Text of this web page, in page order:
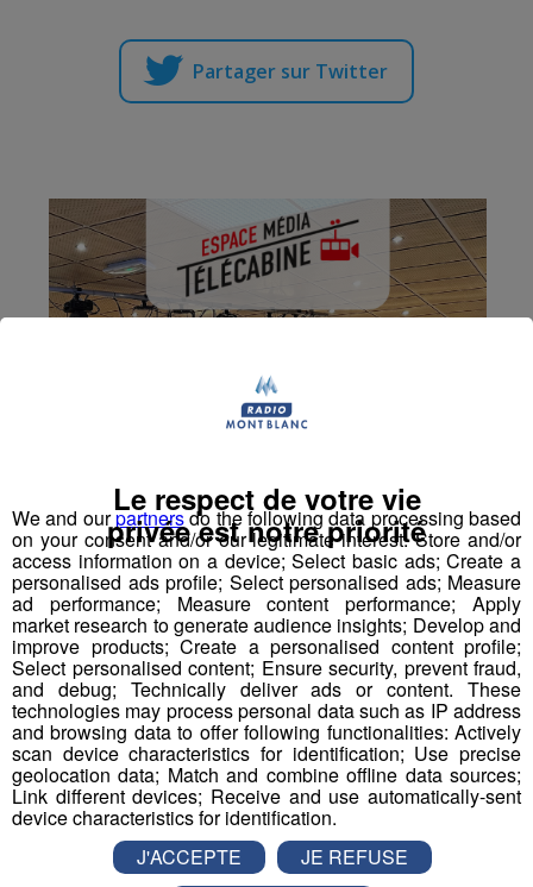
Partager sur Twitter
We and ourpartnersdo the following data processing based
on your consent and/or our legitimate interest: Store and/or
access information on a device; Select basic ads; Create a
personalised ads profile; Select personalised ads; Measure
ad performance; Measure content performance; Apply
market research to generate audience insights; Develop and
improve products; Create a personalised content profile;
Select personalised content; Ensure security, prevent fraud,
and debug; Technically deliver ads or content. These
technologies may process personal data such as IP address
and browsing data to offer following functionalities: Actively
scan device characteristics for identification; Use precise
geolocation data; Match and combine offline data sources;
Link different devices; Receive and use automatically-sent
device characteristics for identification.
Le respect de votre vie
privée est notre priorité
J'ACCEPTE
JE REFUSE